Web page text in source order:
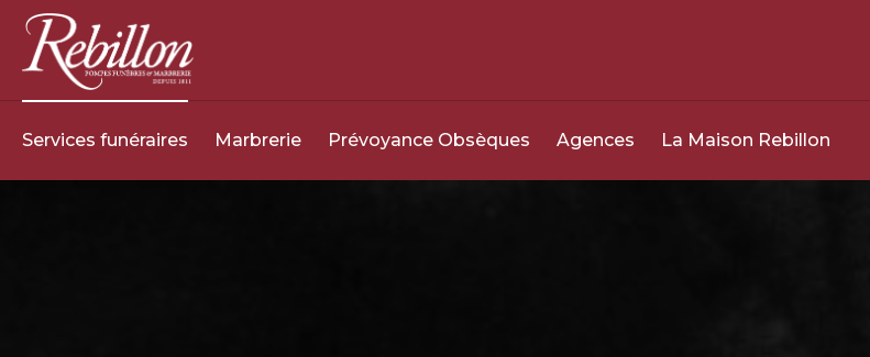
Services funéraires Marbrerie Prévoyance Obsèques Agences La Maison Rebillon